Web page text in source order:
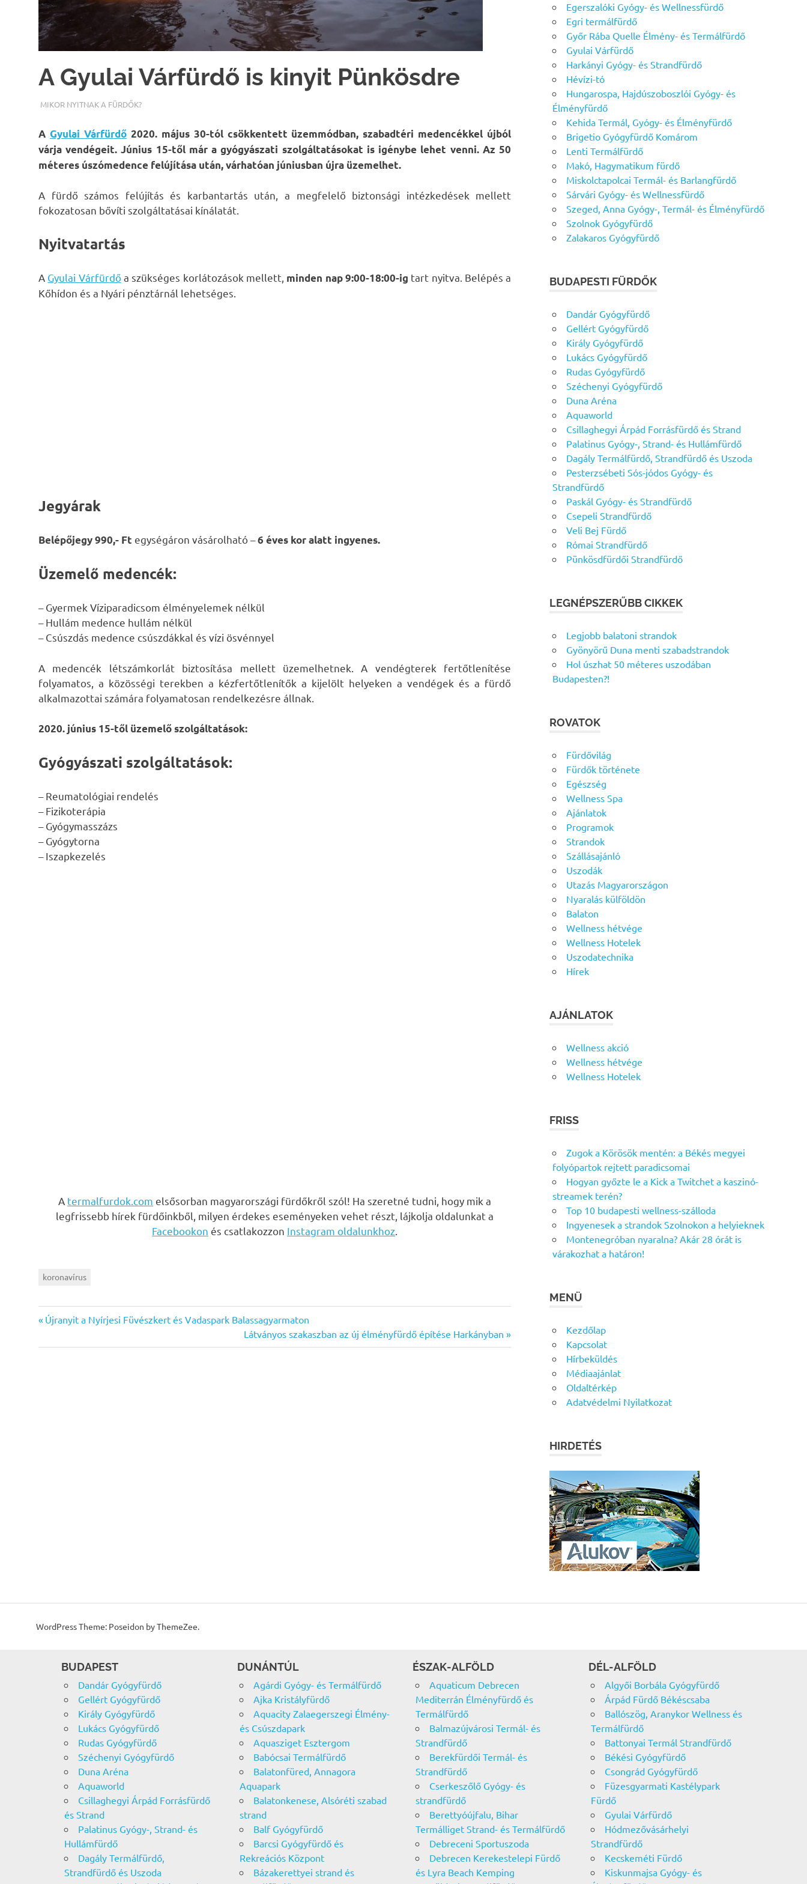
A Gyulai Várfürdő is kinyit Pünkösdre
TERMALFURDOK.COM
MIKOR NYITNAK A FÜRDŐK?
A Gyulai Várfürdő2020. május 30-tól csökkentett üzemmódban, szabadtéri medencékkel újból
várja vendégeit. Június 15-től már a gyógyászati szolgáltatásokat is igénybe lehet venni. Az 50
méteres úszómedence felújítása után, várhatóan júniusban újra üzemelhet.
A fürdő számos felújítás és karbantartás után, a megfelelő biztonsági intézkedések mellett
fokozatosan bővíti szolgáltatásai kínálatát.
Nyitvatartás
A Gyulai Várfürdőa szükséges korlátozások mellett, minden nap 9:00-18:00-ig tart nyitva. Belépés a
Kőhídon és a Nyári pénztárnál lehetséges.
Jegyárak
Belépőjegy 990,- Ft egységáron vásárolható –6 éves kor alatt ingyenes.
Üzemelő medencék:
– Gyermek Víziparadicsom élményelemek nélkül
– Hullám medence hullám nélkül
– Csúszdás medence csúszdákkal és vízi ösvénnyel
A medencék létszámkorlát biztosítása mellett üzemelhetnek. A vendégterek fertőtlenítése
folyamatos, a közösségi terekben a kézfertőtlenítők a kijelölt helyeken a vendégek és a fürdő
alkalmazottai számára folyamatosan rendelkezésre állnak.
2020. június 15-től üzemelő szolgáltatások:
Gyógyászati szolgáltatások:
– Reumatológiai rendelés
– Fizikoterápia
– Gyógymasszázs
– Gyógytorna
– Iszapkezelés
A termalfurdok.com elsősorban magyarországi fürdőkről szól! Ha szeretné tudni, hogy mik a
legfrissebb hírek fürdőinkből, milyen érdekes eseményeken vehet részt, lájkolja oldalunkat a
Facebookon és csatlakozzon Instagram oldalunkhoz
koronavírus
Bejegyzés
navigáció
Previous
Újranyit a Nyírjesi Füvészkert és Vadaspark Balassagyarmaton
Next
Post:
Látványos szakaszban az új élményfürdő építése Harkányban
Egerszalóki Gyógy- és Wellnessfürdő
Egri termálfürdő
Győr Rába Quelle Élmény- és Termálfürdő
Gyulai Várfürdő
Harkányi Gyógy- és Strandfürdő
Hévízi-tó
Hungarospa, Hajdúszoboszlói Gyógy- és
Élményfürdő
Kehida Termál, Gyógy- és Élményfürdő
Brigetio Gyógyfürdő Komárom
Lenti Termálfürdő
Makó, Hagymatikum fürdő
Miskolctapolcai Termál- és Barlangfürdő
Sárvári Gyógy- és Wellnessfürdő
Szeged, Anna Gyógy-, Termál- és Élményfürdő
Szolnok Gyógyfürdő
Zalakaros Gyógyfürdő
BUDAPESTI FÜRDŐK
Dandár Gyógyfürdő
Gellért Gyógyfürdő
Király Gyógyfürdő
Lukács Gyógyfürdő
Rudas Gyógyfürdő
Széchenyi Gyógyfürdő
Duna Aréna
Aquaworld
Csillaghegyi Árpád Forrásfürdő és Strand
Palatinus Gyógy-, Strand- és Hullámfürdő
Dagály Termálfürdő, Strandfürdő és Uszoda
Pesterzsébeti Sós-jódos Gyógy- és
Strandfürdő
Paskál Gyógy- és Strandfürdő
Csepeli Strandfürdő
Veli Bej Fürdő
Római Strandfürdő
Pünkösdfürdői Strandfürdő
LEGNÉPSZERŰBB CIKKEK
Legjobb balatoni strandok
Gyönyörű Duna menti szabadstrandok
Hol úszhat 50 méteres uszodában
Budapesten?!
ROVATOK
Fürdővilág
Fürdők története
Egészség
Wellness Spa
Ajánlatok
Programok
Strandok
Szállásajánló
Uszodák
Utazás Magyarországon
Nyaralás külföldön
Balaton
Wellness hétvége
Wellness Hotelek
Uszodatechnika
Hírek
AJÁNLATOK
Wellness akció
Wellness hétvége
Wellness Hotelek
FRISS
Zugok a Körösök mentén: a Békés megyei
folyópartok rejtett paradicsomai
Hogyan győzte le a Kick a Twitchet a kaszinó-
streamek terén?
Top 10 budapesti wellness-szálloda
Ingyenesek a strandok Szolnokon a helyieknek
Montenegróban nyaralna? Akár 28 órát is
várakozhat a határon!
MENÜ
Kezdőlap
Kapcsolat
Hírbeküldés
Médiaajánlat
Oldaltérkép
Adatvédelmi Nyilatkozat
HIRDETÉS
WordPress Theme: Poseidon by ThemeZee.
BUDAPEST
Dandár Gyógyfürdő
Gellért Gyógyfürdő
Király Gyógyfürdő
Lukács Gyógyfürdő
Rudas Gyógyfürdő
Széchenyi Gyógyfürdő
Duna Aréna
Aquaworld
Csillaghegyi Árpád Forrásfürdő
és Strand
Palatinus Gyógy-, Strand- és
Hullámfürdő
Dagály Termálfürdő,
Strandfürdő és Uszoda
DUNÁNTÚL
Agárdi Gyógy- és Termálfürdő
Ajka Kristályfürdő
Aquacity Zalaegerszegi Élmény-
és Csúszdapark
Aquasziget Esztergom
Babócsai Termálfürdő
Balatonfüred, Annagora
Aquapark
Balatonkenese, Alsóréti szabad
strand
Balf Gyógyfürdő
Barcsi Gyógyfürdő és
Rekreációs Központ
Bázakerettyei strand és
ÉSZAK-ALFÖLD
Aquaticum Debrecen
Mediterrán Élményfürdő és
Termálfürdő
Balmazújvárosi Termál- és
Strandfürdő
Berekfürdői Termál- és
Strandfürdő
Cserkeszőlő Gyógy- és
strandfürdő
Berettyóújfalu, Bihar
Termálliget Strand- és Termálfürdő
Debreceni Sportuszoda
Debrecen Kerekestelepi Fürdő
és Lyra Beach Kemping
DÉL-ALFÖLD
Algyői Borbála Gyógyfürdő
Árpád Fürdő Békéscsaba
Ballószög, Aranykor Wellness és
Termálfürdő
Battonyai Termál Strandfürdő
Békési Gyógyfürdő
Csongrád Gyógyfürdő
Füzesgyarmati Kastélypark
Fürdő
Gyulai Várfürdő
Hódmezővásárhelyi
Strandfürdő
Kecskeméti Fürdő
Kiskunmajsa Gyógy- és